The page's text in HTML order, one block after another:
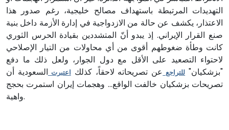
التهديدات المرتبطة باستهداف مصالح خليجية، رغم صدور هذا
الاعتذار، يكشف عن حالة من الازدواجية في إدارة الأزمة داخل بنية
صنع القرار الإيراني. إذ يبدو أنّ المتشددين بقيادة الحرس الثوري
كانت وطأة ضغوطهم أقوى من أي محاولات من التيار الإصلاحي
لاحتواء التصعيد على الأقل مع دول الجوار، ولعل ذلك ما دفع
"بزشكيان" للتراجع عن تصريحاته لاحقاً، كذلك اعتبرت السعودية أن
تصريحات بزشكيان خالفت الواقع... وهجمات إيران استمرت بحجج
واهية.